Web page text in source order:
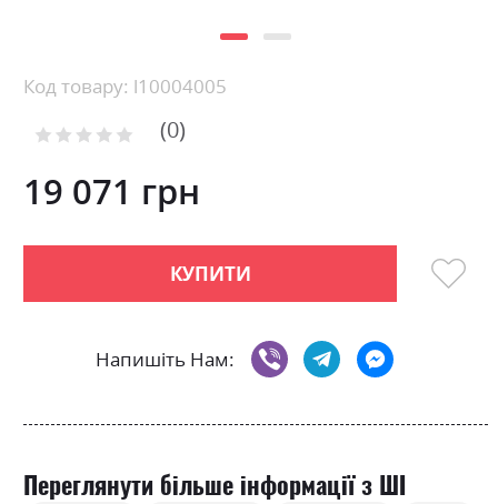
Skip
the
of
the
gallery
Код товару: l10004005
Рейтинг: 0
19 071 грн
КУПИТИ
Напишіть Нам:
Переглянути більше інформації з ШІ